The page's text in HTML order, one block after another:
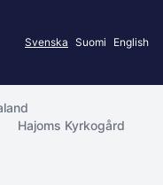
Svenska Suomi English
Hajoms Kyrkogård